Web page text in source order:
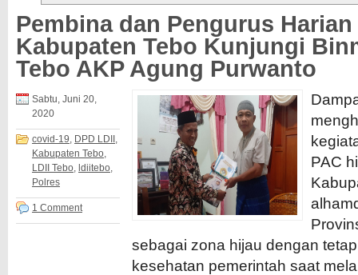
Pembina dan Pengurus Harian
Kabupaten Tebo Kunjungi
Tebo AKP Agung Purwanto
Sabtu, Juni 20,
2020
covid-19 DPD LDII
Kabupaten Tebo
LDII Tebo ldiitebo
Polres
1 Comment
PAC
sebagai zona hijau dengan
kesehatan pemerintah saat